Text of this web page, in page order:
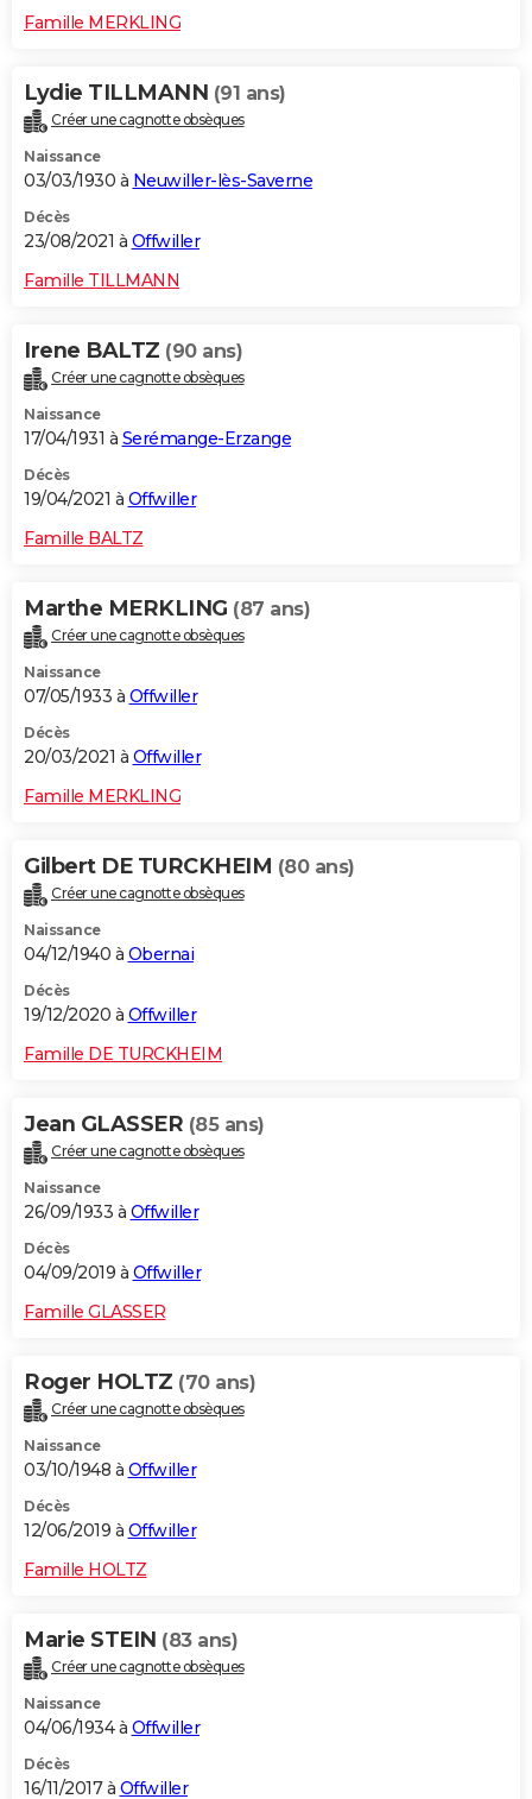
Famille MERKLING
Lydie TILLMANN (91 ans)
Créer une cagnotte obsèques
Naissance
03/03/1930 à Neuwiller-lès-Saverne
Décès
23/08/2021 à Offwiller
Famille TILLMANN
Irene BALTZ (90 ans)
Créer une cagnotte obsèques
Naissance
17/04/1931 à Serémange-Erzange
Décès
19/04/2021 à Offwiller
Famille BALTZ
Marthe MERKLING (87 ans)
Créer une cagnotte obsèques
Naissance
07/05/1933 à Offwiller
Décès
20/03/2021 à Offwiller
Famille MERKLING
Gilbert DE TURCKHEIM (80 ans)
Créer une cagnotte obsèques
Naissance
04/12/1940 à Obernai
Décès
19/12/2020 à Offwiller
Famille DE TURCKHEIM
Jean GLASSER (85 ans)
Créer une cagnotte obsèques
Naissance
26/09/1933 à Offwiller
Décès
04/09/2019 à Offwiller
Famille GLASSER
Roger HOLTZ (70 ans)
Créer une cagnotte obsèques
Naissance
03/10/1948 à Offwiller
Décès
12/06/2019 à Offwiller
Famille HOLTZ
Marie STEIN (83 ans)
Créer une cagnotte obsèques
Naissance
04/06/1934 à Offwiller
Décès
16/11/2017 à Offwiller